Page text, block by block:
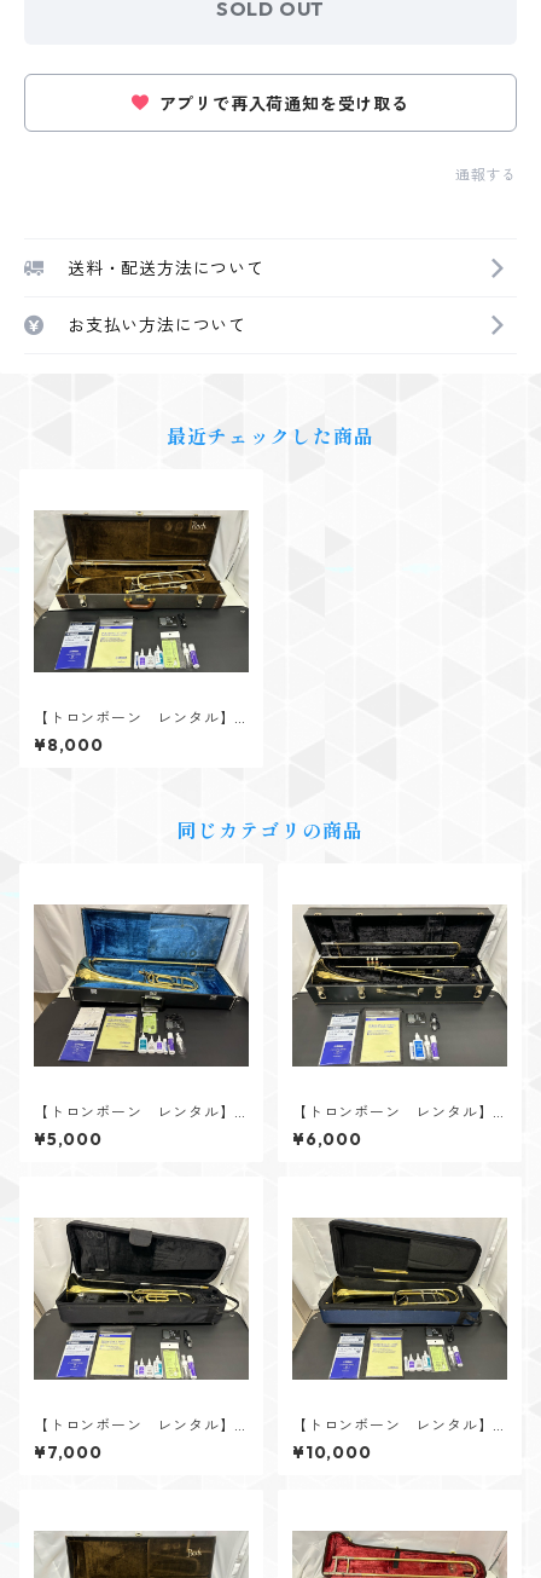
SOLD OUT
アプリで再入荷通知を受け取る
通報する
送料・配送方法について
お支払い方法について
最近チェックした商品
【トロンボーン レンタル】V.
Bach（バック） Model 42B
O GL 小田桐寛之氏 選定品
¥8,000
同じカテゴリの商品
【トロンボーン レンタル】Y
AMAHA（ヤマハ） YBL-322
¥5,000
【トロンボーン レンタル】G
etzen（ゲッツェン） Etern
a 998（バルブトロンボーン・
¥6,000
【トロンボーン レンタル】K
ING（キング） 2103F （3B
F）
¥7,000
【トロンボーン レンタル】S.
E.Shires（シャイアーズ） 1
Y/TB47
¥10,000